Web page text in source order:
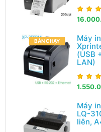
BÁN CHẠY
Máy
(USB
LAN)
Máy
LQ-
liên,